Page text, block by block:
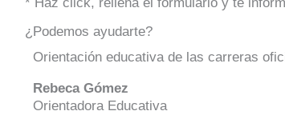
¿Podemos ayudarte?
Orientación educativa de las carreras
Rebeca Gómez
Orientadora Educativa